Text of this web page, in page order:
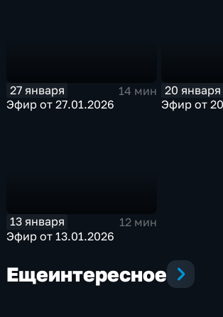
27 января
14 мин
Эфир от 27.01.2026
20 января
Эфир от
13 января
12 мин
Эфир от 13.01.2026
Ещеинтересное